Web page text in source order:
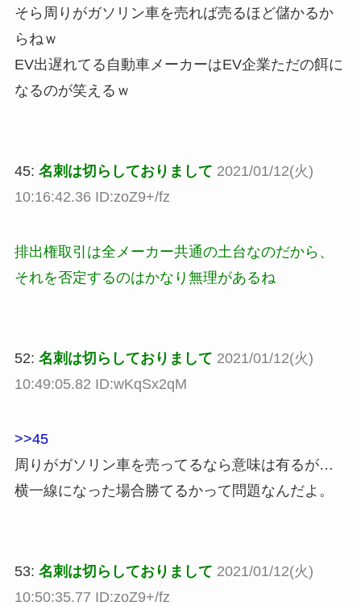
そら周りがガソリン車を売れば売るほど儲かるか
らねｗ
EV出遅れてる自動車メーカーはEV企業ただの餌に
なるのが笑えるｗ
45: 名刺は切らしておりまして 2021/01/12(火)
10:16:42.36 ID:zoZ9+/fz
排出権取引は全メーカー共通の土台なのだから、
それを否定するのはかなり無理があるね
52: 名刺は切らしておりまして 2021/01/12(火)
10:49:05.82 ID:wKqSx2qM
>>45
周りがガソリン車を売ってるなら意味は有るが…
横一線になった場合勝てるかって問題なんだよ。
53: 名刺は切らしておりまして 2021/01/12(火)
10:50:35.77 ID:zoZ9+/fz